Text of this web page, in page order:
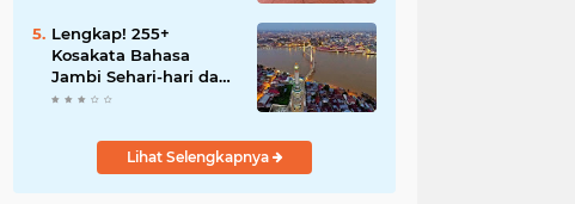
Lengkap! 255+
Kosakata Bahasa
Jambi Sehari-hari dan
Artinya
Lihat Selengkapnya